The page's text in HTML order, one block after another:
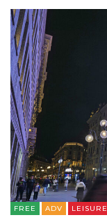
FREE ADV LEISURE